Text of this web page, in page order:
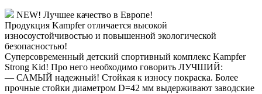
NEW! Лучшее качество в Европе!
Продукция Kampfer отличается высокой
износоустойчивостью и повышенной экологической
безопасностью!
Суперсовременный детский спортивный комплекс Kampfer
Strong Kid! Про него необходимо говорить ЛУЧШИЙ:
— САМЫЙ надежный! Стойкая к износу покраска. Более
прочные стойки диаметром D=42 мм выдерживают заводские